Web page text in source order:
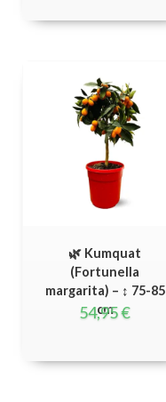
🌿 Kumquat
(Fortunella
margarita) – ↕ 75-85
cm
54,95€